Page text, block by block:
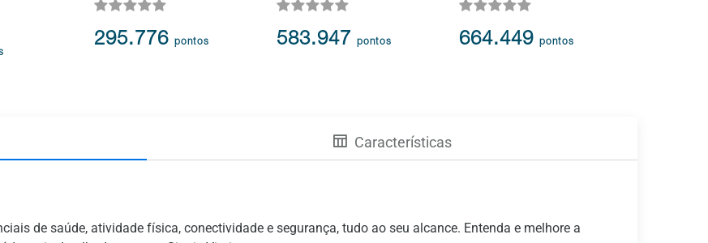
295.776pontos 583.947pontos 664.449pontos
Características
de saúde, atividade física, conectividade e segurança, tudo ao seu alcance. Entenda e melhore a